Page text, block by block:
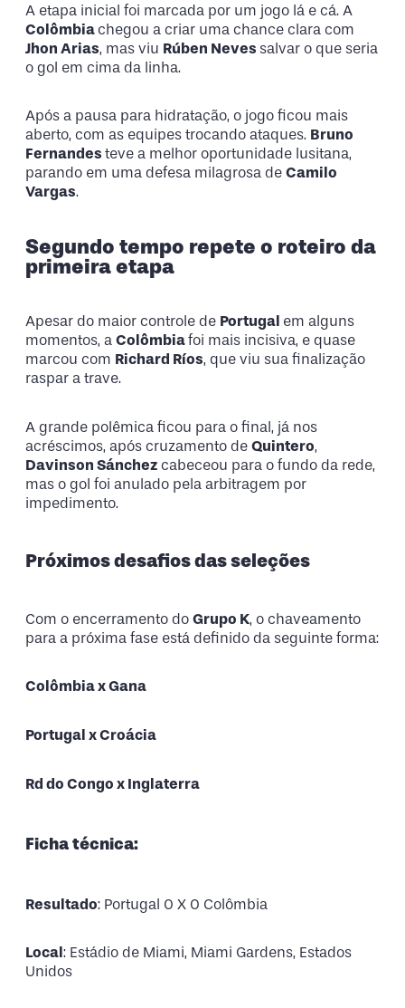
A etapa inicial foi marcada por um jogo lá e cá. A
Colômbiachegou a criar uma chance clara com
Jhon Arias, mas viu Rúben Neves salvar o que seria
o gol em cima da linha.
Após a pausa para hidratação, o jogo ficou mais
aberto, com as equipes trocando ataques. Bruno
Fernandes teve a melhor oportunidade lusitana,
parando em uma defesa milagrosa de Camilo
Vargas.
Segundo tempo repete o roteiro da
primeira etapa
Apesar do maior controle de Portugal em alguns
momentos, a Colômbiafoi mais incisiva, e quase
marcou com Richard Ríos, que viu sua finalização
raspar a trave.
A grande polêmica ficou para o final, já nos
acréscimos, após cruzamento de Quintero,
Davinson Sánchez cabeceou para o fundo da rede,
mas o gol foi anulado pela arbitragem por
impedimento.
Próximos desafios das seleções
Com o encerramento do Grupo K, o chaveamento
para a próxima fase está definido da seguinte forma:
Colômbia x Gana
Portugal x Croácia
Rd do Congo x Inglaterra
Ficha técnica:
Resultado: Portugal 0 X 0 Colômbia
Local : Estádio de Miami, Miami Gardens, Estados
Unidos